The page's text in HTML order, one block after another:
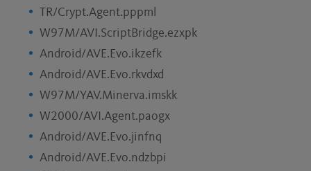
TR/Crypt.Agent.pppml
W97M/AVI.ScriptBridge.ezxpk
Android/AVE.Evo.ikzefk
Android/AVE.Evo.rkvdxd
W97M/YAV.Minerva.imskk
W2000/AVI.Agent.paogx
Android/AVE.Evo.jinfnq
Android/AVE.Evo.ndzbpi